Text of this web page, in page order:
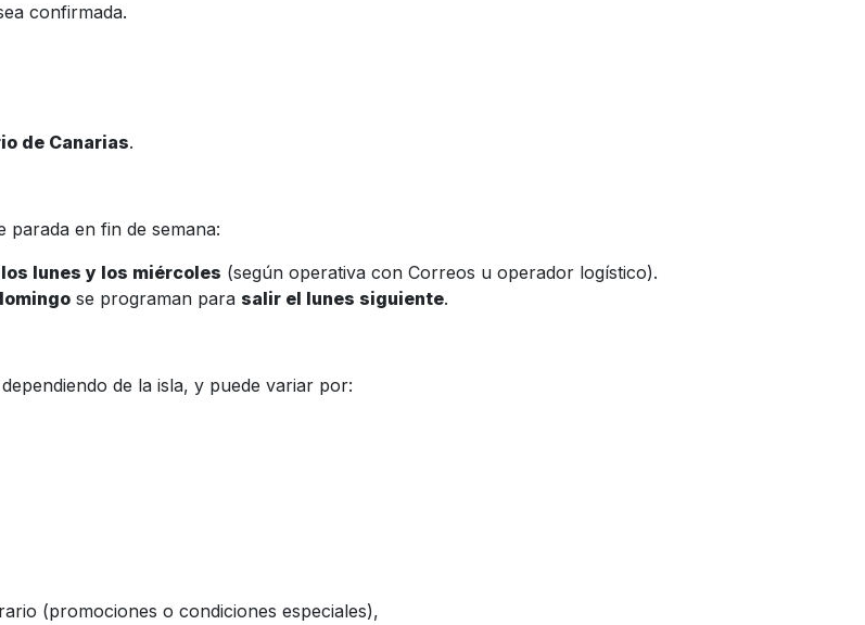
confirmada.
de Canarias.
en fin de semana:
los lunes y los miércoles (según operativa con Correos u operador logístico).
se programan para salir el lunes siguiente.
de la isla, y puede variar por:
(promociones o condiciones especiales),